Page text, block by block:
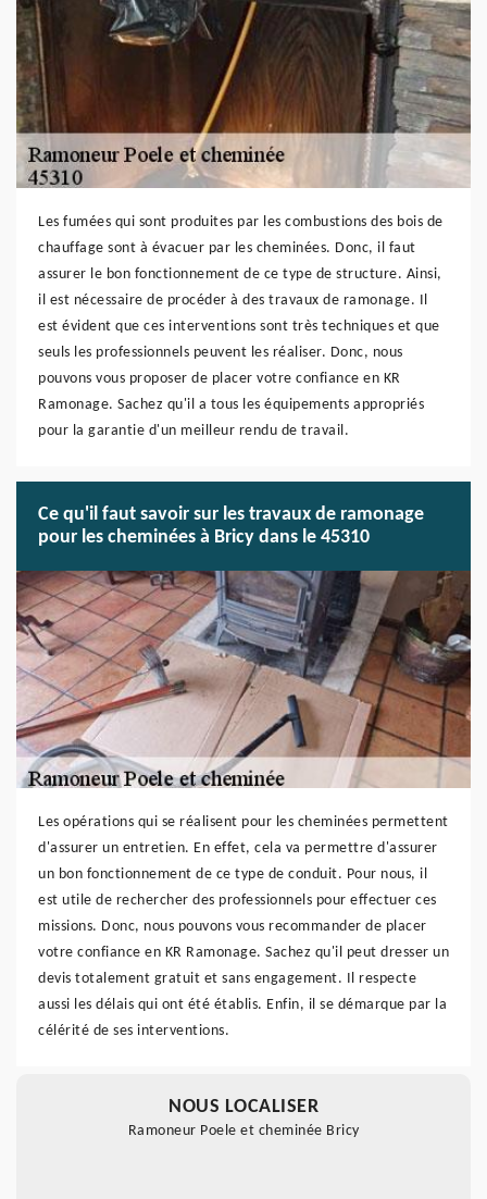
Les fumées qui sont produites par les combustions des bois de
chauffage sont à évacuer par les cheminées. Donc, il faut
assurer le bon fonctionnement de ce type de structure. Ainsi,
il est nécessaire de procéder à des travaux de ramonage. Il
est évident que ces interventions sont très techniques et que
seuls les professionnels peuvent les réaliser. Donc, nous
pouvons vous proposer de placer votre confiance en KR
Ramonage. Sachez qu'il a tous les équipements appropriés
pour la garantie d'un meilleur rendu de travail.
Ce qu'il faut savoir sur les travaux de ramonage
pour les cheminées à Bricy dans le 45310
Les opérations qui se réalisent pour les cheminées permettent
d'assurer un entretien. En effet, cela va permettre d'assurer
un bon fonctionnement de ce type de conduit. Pour nous, il
est utile de rechercher des professionnels pour effectuer ces
missions. Donc, nous pouvons vous recommander de placer
votre confiance en KR Ramonage. Sachez qu'il peut dresser un
devis totalement gratuit et sans engagement. Il respecte
aussi les délais qui ont été établis. Enfin, il se démarque par la
célérité de ses interventions.
NOUS LOCALISER
Ramoneur Poele et cheminée Bricy